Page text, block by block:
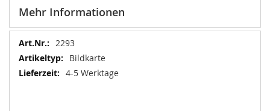
Mehr Informationen
Mehr
Informationen
2293
Bildkarte
4-5 Werktage